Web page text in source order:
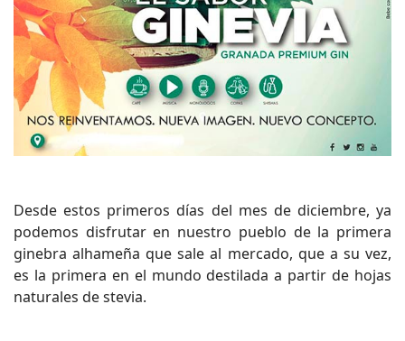
Desde estos primeros días del mes de diciembre, ya
podemos disfrutar en nuestro pueblo de la primera
ginebra alhameña que sale al mercado, que a su vez,
es la primera en el mundo destilada a partir de hojas
naturales de stevia.